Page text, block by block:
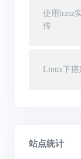
使用lrzsz
传
Linux下搭
站点统计